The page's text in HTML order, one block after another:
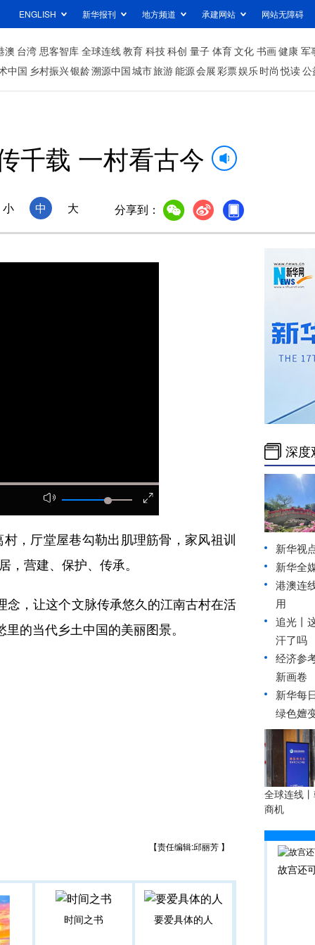
ENGLISH 新华报刊 地方频道 承建网站 网站无障碍
澳 台湾 思客智库 全球连线教育 科技科创 量子 体育文化 书画健康 军
中国 乡村振兴银龄溯源中国城市旅游能源会展彩票娱乐时尚 悦读公
千载 一村看古今
小 中 大 分享到：
厅堂屋巷勾勒出肌理筋骨，家风祖训
营建、保护、传承。
，让这个文脉传承悠久的江南古村在活
的当代乡土中国的美丽图景。
【责任编辑:邱丽芳 】
时间之书 要爱具体的人
深度
新华视
新华全
港澳连
用
追光丨
汗了吗
经济参
新画卷
新华每
绿色嬗
全球连线
商机
故宫还